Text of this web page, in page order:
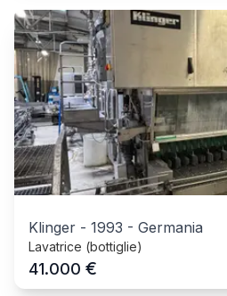
Klinger - 1993 - Germania
Lavatrice (bottiglie)
41.000 €